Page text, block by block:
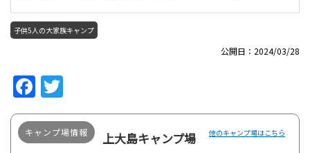
子供5人の大家族キャンプ
公開日：2024/03/28
Facebook
キャンプ場情報 他のキャンプ場はこちら
上大島キャンプ場